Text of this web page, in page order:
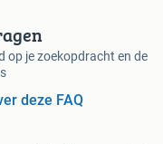
op je zoekopdracht en de
deze FAQ